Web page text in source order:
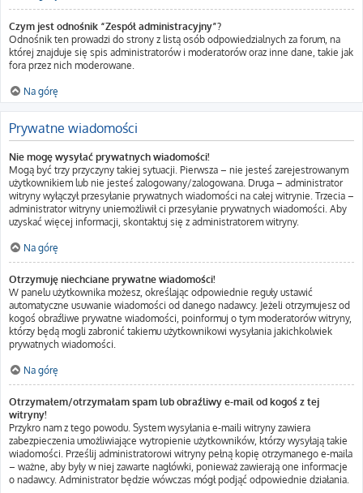
Czym jest odnośnik “Zespół administracyjny”?
Odnośnik ten prowadzi do strony z listą osób odpowiedzialnych za forum, na
której znajduje się spis administratorów i moderatorów oraz inne dane, takie jak
fora przez nich moderowane.
Na górę
Prywatne wiadomości
Nie mogę wysyłać prywatnych wiadomości!
Mogą być trzy przyczyny takiej sytuacji. Pierwsza – nie jesteś zarejestrowanym
użytkownikiem lub nie jesteś zalogowany/zalogowana. Druga – administrator
witryny wyłączył przesyłanie prywatnych wiadomości na całej witrynie. Trzecia –
administrator witryny uniemożliwił ci przesyłanie prywatnych wiadomości. Aby
uzyskać więcej informacji, skontaktuj się z administratorem witryny.
Na górę
Otrzymuję niechciane prywatne wiadomości!
W panelu użytkownika możesz, określając odpowiednie reguły ustawić
automatyczne usuwanie wiadomości od danego nadawcy. Jeżeli otrzymujesz od
kogoś obraźliwe prywatne wiadomości, poinformuj o tym moderatorów witryny,
którzy będą mogli zabronić takiemu użytkownikowi wysyłania jakichkolwiek
prywatnych wiadomości.
Na górę
Otrzymałem/otrzymałam spam lub obraźliwy e-mail od kogoś z tej
witryny!
Przykro nam z tego powodu. System wysyłania e-maili witryny zawiera
zabezpieczenia umożliwiające wytropienie użytkowników, którzy wysyłają takie
wiadomości. Prześlij administratorowi witryny pełną kopię otrzymanego e-maila
– ważne, aby były w niej zawarte nagłówki, ponieważ zawierają one informacje
o nadawcy. Administrator będzie wówczas mógł podjąć odpowiednie działania.